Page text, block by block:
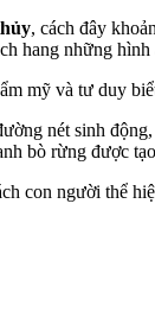
, cách đây
hang những hình
mỹ và tư duy
nét sinh
bò rừng được
con người thể